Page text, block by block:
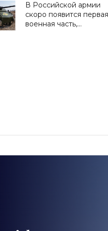
В Российской армии
скоро появится первая
военная часть,